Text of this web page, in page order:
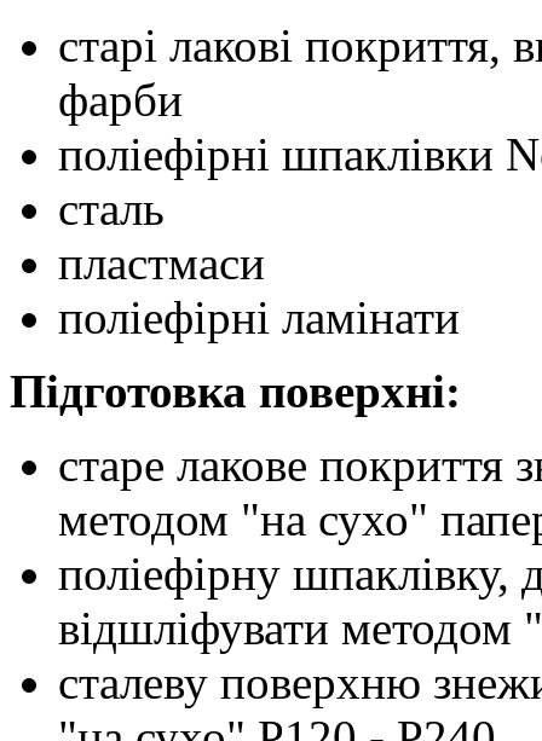
старі лакові
фарби
поліефірні шпаклівки
сталь
пластмаси
поліефірні ламінати
Підготовка поверхні:
старе лакове покриття
методом "на сухо"
поліефірну шпаклівку,
відшліфувати
сталеву поверхню